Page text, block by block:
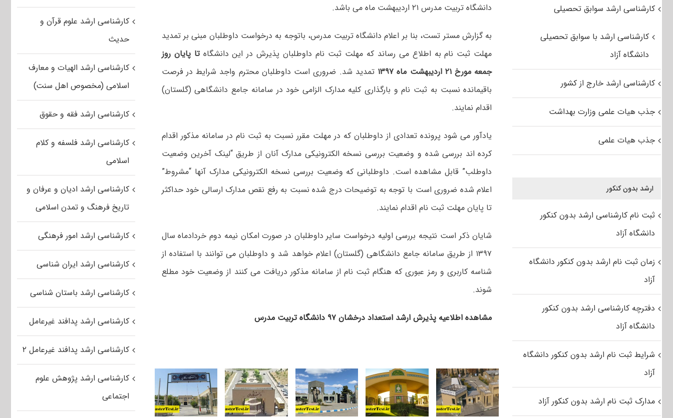
دانشگاه تربیت مدرس ۲۱ اردیبهشت ماه می باشد.
به گزارش مستر تست، بنا بر اعلام دانشگاه تربیت مدرس، باتوجه به درخواست داوطلبان مبنی بر تمدید
مهلت ثبت نام به اطلاع می رساند که مهلت ثبت نام داوطلبان پذیرش در این دانشگاهتاپایان روز
جمعه مورخ ۲۱ اردیبهشت ماه ۱۳۹۷
تمدید شد. ضروری است داوطلبان محترم واجد شرایط در فرصت
باقیمانده نسبت به ثبت نام و بارگذاری کلیه مدارک الزامی خود در سامانه جامع دانشگاهی (گلستان)
اقدام نمایند.
یادآور می شود پرونده تعدادی از داوطلبان که در مهلت مقرر نسبت به ثبت نام در سامانه مذکور اقدام
کرده اند بررسی شده و وضعیت بررسی نسخه الکترونیکی مدارک آنان از طریق“لینک آخرین وضعیت
داوطلب” قابل مشاهده است. داوطلبانی که وضعیت بررسی نسخه الکترونیکی مدارک آنها “مشروط”
اعلام شده ضروری است با توجه به توضیحات درج شده نسبت به رفع نقص مدارک ارسالی خود حداکثر
تا پایان مهلت ثبت نام اقدام نمایند.
شایان ذکر است نتیجه بررسی اولیه درخواست سایر داوطلبان در صورت امکان نیمه دوم خردادماه سال
۱۳۹۷ از طریق سامانه جامع دانشگاهی (گلستان) اعلام خواهد شد و داوطلبان می توانند با استفاده از
شناسه کاربری و رمز عبوری که هنگام ثبت نام از سامانه مذکور دریافت می کنند از وضعیت خود مطلع
شوند.
مشاهده اطلاعیه پذیرش ارشد استعداد درخشان ۹۷ دانشگاه تربیت مدرس
کارشناسی ارشد علوم قرآن و
حدیث
کارشناسی ارشد الهیات و معارف
اسلامی (مخصوص اهل سنت)
کارشناسی ارشد فقه و حقوق
کارشناسی ارشد فلسفه و کلام
اسلامی
کارشناسی ارشد ادیان و عرفان و
تاریخ فرهنگ و تمدن اسلامی
کارشناسی ارشد امور فرهنگی
کارشناسی ارشد ایران شناسی
کارشناسی ارشد باستان شناسی
کارشناسی ارشد پدافند غیرعامل
کارشناسی ارشد پدافند غیرعامل ۲
کارشناسی ارشد پژوهش علوم
اجتماعی
کارشناسی ارشد سوابق تحصیلی
کارشناسی ارشد با سوابق تحصیلی
دانشگاه آزاد
کارشناسی ارشد خارج از کشور
جذب هیات علمی وزارت بهداشت
جذب هیات علمی
ارشد بدون کنکور
ثبت نام کارشناسی ارشد بدون کنکور
دانشگاه آزاد
زمان ثبت نام ارشد بدون کنکور دانشگاه
آزاد
دفترچه کارشناسی ارشد بدون کنکور
دانشگاه آزاد
شرایط ثبت نام ارشد بدون کنکور دانشگاه
آزاد
مدارک ثبت نام ارشد بدون کنکور آزاد